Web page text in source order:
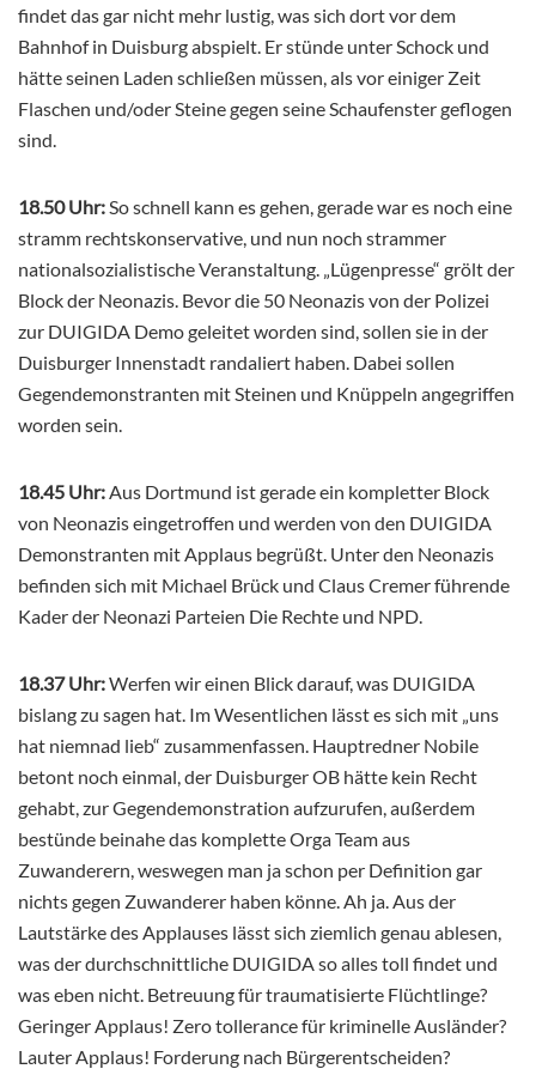
findet das gar nicht mehr lustig, was sich dort vor dem
Bahnhof in Duisburg abspielt. Er stünde unter Schock und
hätte seinen Laden schließen müssen, als vor einiger Zeit
Flaschen und/oder Steine gegen seine Schaufenster geflogen
sind.
18.50 Uhr:So schnell kann es gehen, gerade war es noch eine
stramm rechtskonservative, und nun noch strammer
nationalsozialistische Veranstaltung. „Lügenpresse“ grölt der
Block der Neonazis. Bevor die 50 Neonazis von der Polizei
zur DUIGIDA Demo geleitet worden sind, sollen sie in der
Duisburger Innenstadt randaliert haben. Dabei sollen
Gegendemonstranten mit Steinen und Knüppeln angegriffen
worden sein.
18.45 Uhr:Aus Dortmund ist gerade ein kompletter Block
von Neonazis eingetroffen und werden von den DUIGIDA
Demonstranten mit Applaus begrüßt. Unter den Neonazis
befinden sich mit Michael Brück und Claus Cremer führende
Kader der Neonazi Parteien Die Rechte und NPD.
18.37 Uhr:Werfen wir einen Blick darauf, was DUIGIDA
bislang zu sagen hat. Im Wesentlichen lässt es sich mit „uns
hat niemnad lieb“ zusammenfassen. Hauptredner Nobile
betont noch einmal, der Duisburger OB hätte kein Recht
gehabt, zur Gegendemonstration aufzurufen, außerdem
bestünde beinahe das komplette Orga Team aus
Zuwanderern, weswegen man ja schon per Definition gar
nichts gegen Zuwanderer haben könne. Ah ja. Aus der
Lautstärke des Applauses lässt sich ziemlich genau ablesen,
was der durchschnittliche DUIGIDA so alles toll findet und
was eben nicht. Betreuung für traumatisierte Flüchtlinge?
Geringer Applaus! Zero tollerance für kriminelle Ausländer?
Lauter Applaus! Forderung nach Bürgerentscheiden?